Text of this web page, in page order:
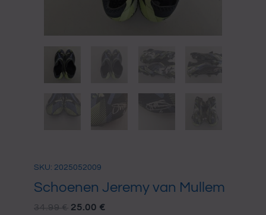
SKU: 2025052009
Schoenen Jeremy van Mullem
34.99€ OORSPRONKELIJKE
25.00 €HUIDIGE